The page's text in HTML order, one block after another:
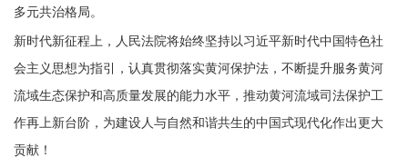
多元共治格局。
新时代新征程上，人民法院将始终坚持以习近平新时代中国特色社
会主义思想为指引，认真贯彻落实黄河保护法，不断提升服务黄河
流域生态保护和高质量发展的能力水平，推动黄河流域司法保护工
作再上新台阶，为建设人与自然和谐共生的中国式现代化作出更大
贡献！